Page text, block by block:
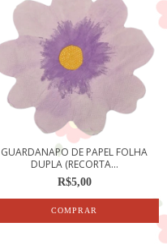
GUARDANAPO DE PAPEL FOLHA
DUPLA (RECORTA...
R$5,00